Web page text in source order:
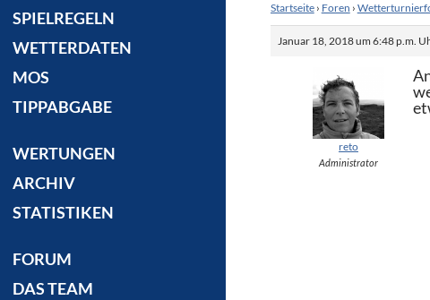
Startseite › Foren ›
Januar 18, 2018 um 6:48 p.m.
reto
Administrator
SPIELREGELN
WETTERDATEN
MOS
TIPPABGABE
WERTUNGEN
ARCHIV
STATISTIKEN
FORUM
DAS TEAM